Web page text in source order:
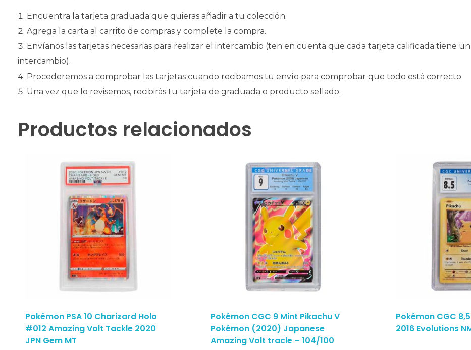
Encuentra la tarjeta graduada que quieras añadir a tu colección.
Agrega la carta al carrito de compras y complete la compra.
Envíanos las tarjetas necesarias para realizar el intercambio (ten en cuenta que cada tarjeta calificada tiene
intercambio).
Procederemos a comprobar las tarjetas cuando recibamos tu envío para comprobar que todo está correcto.
Una vez que lo revisemos, recibirás tu tarjeta de graduada o producto sellado.
Productos relacionados
Pokémon PSA 10 Charizard Holo
#012 Amazing Volt Tackle 2020
JPN Gem MT
Pokémon CGC 9 Mint Pikachu V
Pokémon (2020) Japanese
Amazing Volt tracle – 104/100
Pokémon CGC
2016 Evolutions